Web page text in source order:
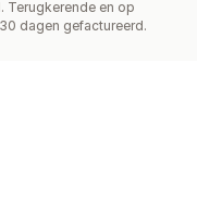
Terugkerende en op
dagen gefactureerd.